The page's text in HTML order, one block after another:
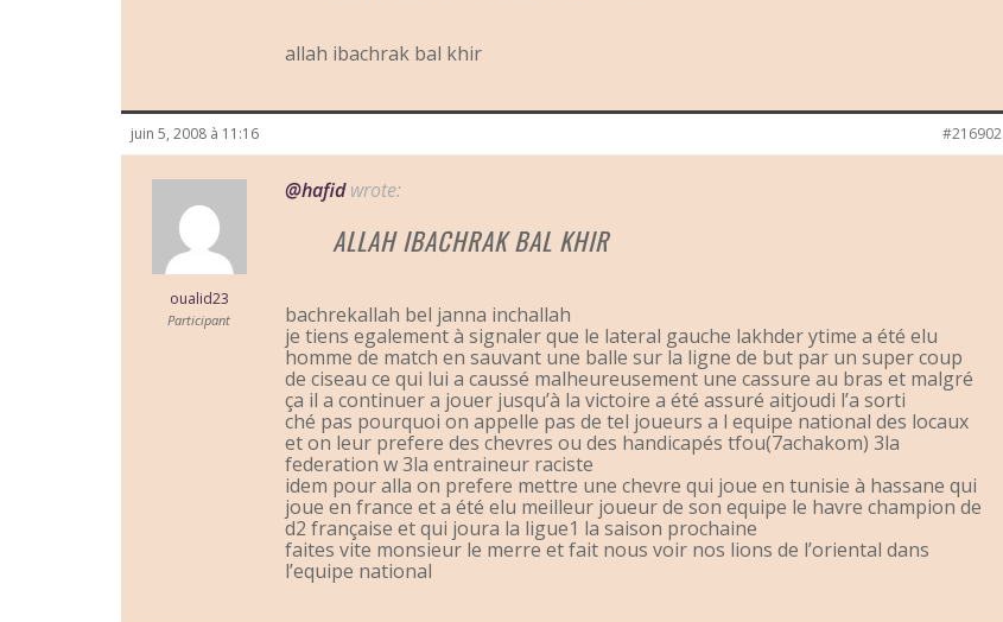
allah ibachrak bal khir
juin 5, 2008 à 11:16 #216902
oualid23
Participant
@hafidwrote:
ALLAH IBACHRAK BAL KHIR
bachrekallah bel janna inchallah
je tiens egalement à signaler que le lateral gauche lakhder ytime a été elu
homme de match en sauvant une balle sur la ligne de but par un super coup
de ciseau ce qui lui a caussé malheureusement une cassure au bras et malgré
ça il a continuer a jouer jusqu’à la victoire a été assuré aitjoudi l’a sorti
ché pas pourquoi on appelle pas de tel joueurs a l equipe national des locaux
et on leur prefere des chevres ou des handicapés tfou(7achakom) 3la
federation w 3la entraineur raciste
idem pour alla on prefere mettre une chevre qui joue en tunisie à hassane qui
joue en france et a été elu meilleur joueur de son equipe le havre champion de
d2 française et qui joura la ligue1 la saison prochaine
faites vite monsieur le merre et fait nous voir nos lions de l’oriental dans
l’equipe national